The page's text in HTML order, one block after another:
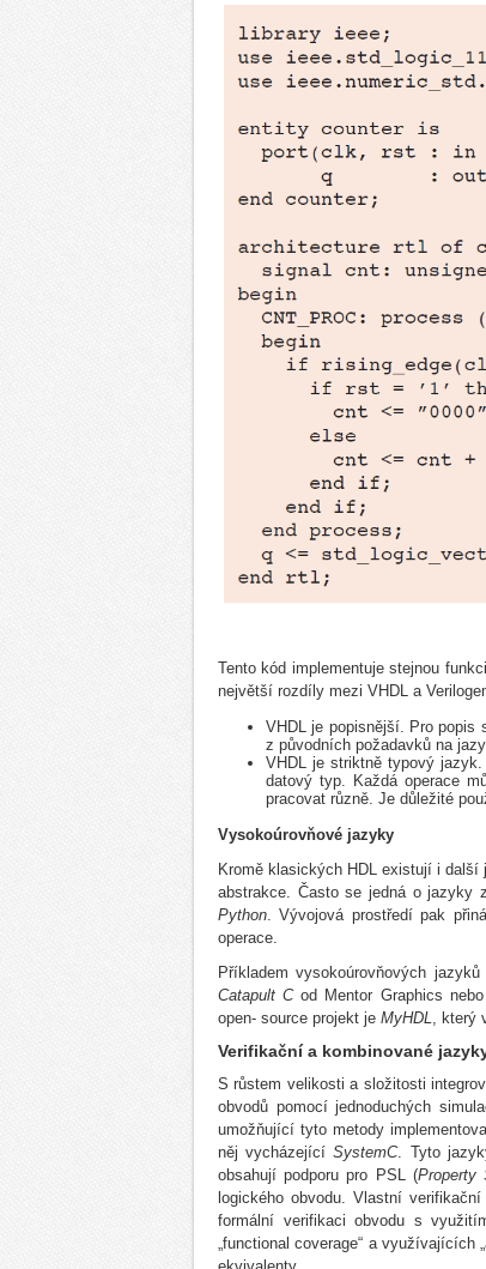
Tento kód implementuje stejnou
největší rozdíly mezi VHDL a
VHDL je popisnější. Pro popis
z původních požadavků na
VHDL je striktně typový
datový typ. Každá operace
pracovat různě. Je důležité
Vysokoúrovňové jazyky
Kromě klasických HDL existují i
abstrakce. Často se jedná o jazyky
Python. Vývojová prostředí pak
operace.
Příkladem vysokoúrovňových
Catapult Cod Mentor Graphics
open- source projekt je MyHDL, který
Verifikační a kombinované
S růstem velikosti a složitosti
obvodů pomocí jednoduchých
umožňující tyto metody
něj vycházejícíSystemC. Tyto
obsahují podporu pro PSL (Property
logického obvodu. Vlastní
formální verifikaci obvodu s
„functional coverage“ a